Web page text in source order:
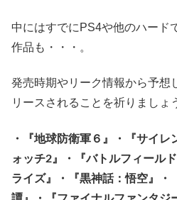
中にはすでにPS4や他のハード
作品も・・・。
発売時期やリーク情報から予想
リースされることを祈りましょ
・『地球防衛軍６』・『サイレ
ォッチ2 』・『バトルフィール
ライズ』・『黒神話：悟空』・